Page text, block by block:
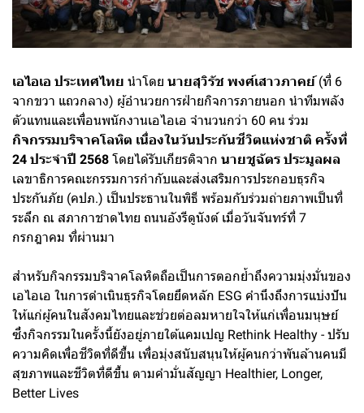
เอไอเอ ประเทศไทย นำโดย นายสุวิรัช พงศ์เสาวภาคย์(ที่ 6
จากขวา แถวกลาง) ผู้อำนวยการฝ่ายกิจการภายนอก นำทีมพลัง
ตัวแทนและเพื่อนพนักงานเอไอเอ จำนวนกว่า 60 คน ร่วม
กิจกรรมบริจาคโลหิต เนื่องในวันประกันชีวิตแห่งชาติ ครั้งที่
24 ประจำปี 2568 โดยได้รับเกียรติจาก นายชูฉัตร ประมูลผล
เลขาธิการคณะกรรมการกํากับและส่งเสริมการประกอบธุรกิจ
ประกันภัย (คปภ.) เป็นประธานในพิธี พร้อมกับร่วมถ่ายภาพเป็นที่
ระลึก ณ สภากาชาดไทย ถนนอังรีดูนังต์ เมื่อวันจันทร์ที่ 7
กรกฎาคม ที่ผ่านมา
สำหรับกิจกรรมบริจาคโลหิตถือเป็นการตอกย้ำถึงความมุ่งมั่นของ
เอไอเอ ในการดำเนินธุรกิจโดยยึดหลัก ESG คำนึงถึงการแบ่งปัน
ให้แก่ผู้คนในสังคมไทยและช่วยต่อลมหายใจให้แก่เพื่อนมนุษย์
ซึ่งกิจกรรมในครั้งนี้ยังอยู่ภายใต้แคมเปญ Rethink Healthy - ปรับ
ความคิดเพื่อชีวิตที่ดีขึ้น เพื่อมุ่งสนับสนุนให้ผู้คนกว่าพันล้านคนมี
สุขภาพและชีวิตที่ดีขึ้น ตามคำมั่นสัญญา Healthier, Longer,
Better Lives